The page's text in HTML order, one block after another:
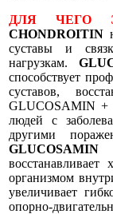
ДЛЯ ЧЕГО
CHONDROITIN
суставы и
нагрузкам.
способствует
суставов,
GLUCOSAMIN +
людей с
другими
организмом
увеличивает
опорно-